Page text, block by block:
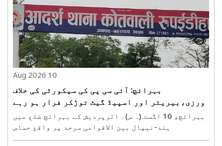
10 Aug 2026
بہرائچ: آئی سی پی کی سیکورٹی کی خلاف
ورزی،بیریئر اور اسپیڈ گیٹ توڑکر فرار ہو رہے
سلام کو گاڑی کے ساتھ پکڑا گیا
بہرائچ، 10 اگست (ہ س)۔ اترپردیش کے بہرائچ ضلع میں
ہند-نیپال بین الاقوامی سرحد پر واقع حساس
انٹیگریٹڈ چیک پوسٹ ( آئی سی پی ) روپئی ڈیہا کے